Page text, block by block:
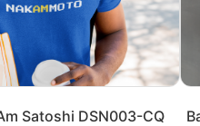
Satoshi DSN003-CQ